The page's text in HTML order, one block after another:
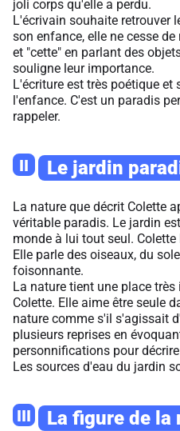
joli corps qu'elle a perdu.
L'écrivain souhaite retrouver
son enfance, elle ne cesse
et "cette" en parlant des
souligne leur importance.
L'écriture est très poétique et
l'enfance. C'est un paradis
rappeler.
II Le jardin
La nature que décrit Colette
véritable paradis. Le jardin
monde à lui tout seul.
Elle parle des oiseaux, du
foisonnante.
La nature tient une place
Colette. Elle aime être seule
nature comme s'il s'agissait
plusieurs reprises en
personnifications pour
Les sources d'eau du jardin
III La figure de la